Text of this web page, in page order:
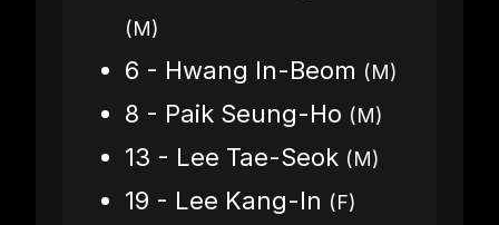
(M)
6 - Hwang In-Beom (M)
8 - Paik Seung-Ho (M)
13 - Lee Tae-Seok (M)
19 - Lee Kang-In (F)